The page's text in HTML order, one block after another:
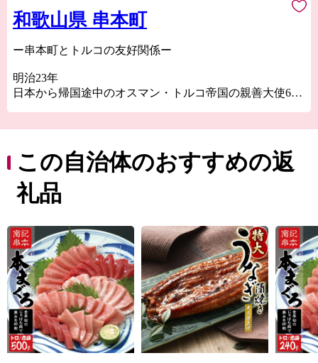
和歌山県 串本町
ー串本町とトルコの友好関係ー
明治23年
日本から帰国途中のオスマン・トルコ帝国の親善大使600
この事故は日本で最大規模の海難事故として知られてい
ます。
事故の際に救助を行ったのが串本の大島の住民でした。
名が帰国することが出来ました。
昭和60年
イラン・イラク戦争が行われていた当時、
出国しようとしていた200名以上の日本人が満席のためイ
ランの空港に残されてしまいました。
安全が確保できないと日本からの救援も来ない中、助け
てくれたのがトルコ共和国でした。
2機の救援機がトルコから救援に訪れ、残された日本人を
この自治体のおすすめの返
礼品